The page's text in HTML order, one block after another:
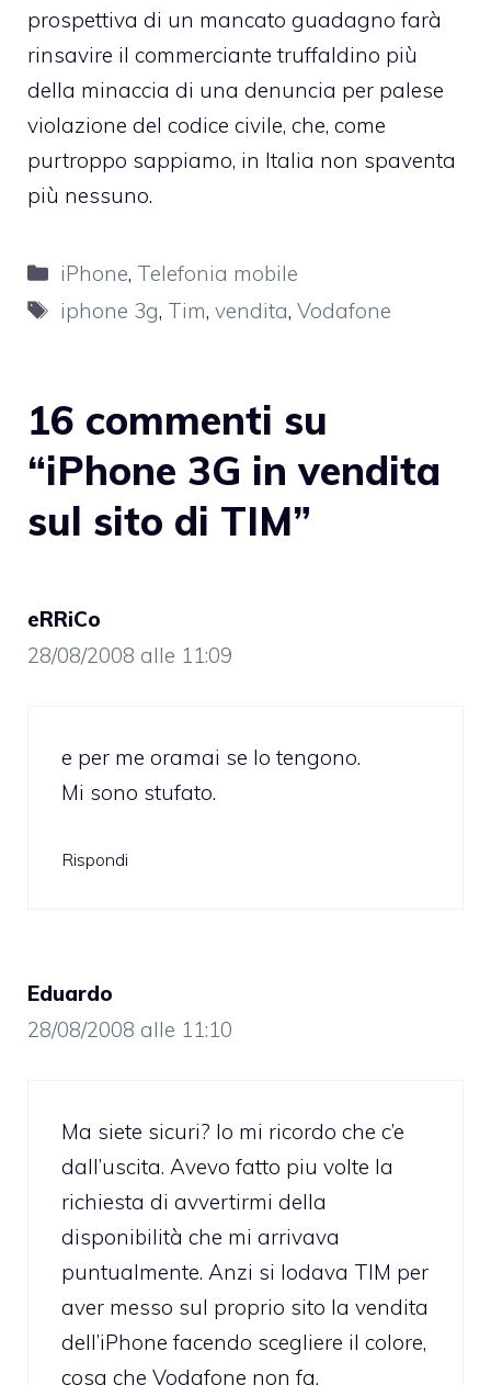
prospettiva di un mancato guadagno farà
rinsavire il commerciante truffaldino più
della minaccia di una denuncia per palese
violazione del codice civile, che, come
purtroppo sappiamo, in Italia non spaventa
più nessuno.
Categorie
iPhone, Telefonia mobile
Tag
iphone 3g, Tim,vendita,Vodafone
16 commenti su
“iPhone 3G in vendita
sul sito di TIM”
eRRiCo
28/08/2008 alle 11:09
e per me oramai se lo tengono.
Mi sono stufato.
Rispondi
Eduardo
28/08/2008 alle 11:10
Ma siete sicuri? Io mi ricordo che c’e
dall’uscita. Avevo fatto piu volte la
richiesta di avvertirmi della
disponibilità che mi arrivava
puntualmente. Anzi si lodava TIM per
aver messo sul proprio sito la vendita
dell’iPhone facendo scegliere il colore,
cosa che Vodafone non fa.